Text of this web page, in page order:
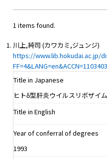
1 items found.
川上,純司 (カワカミ,ジュンジ)
https://www.lib.hokudai.ac.jp/
Title in Japanese
ヒトδ型肝炎ウイルスリボザイ
Title in English
Year of conferral of degrees
1993